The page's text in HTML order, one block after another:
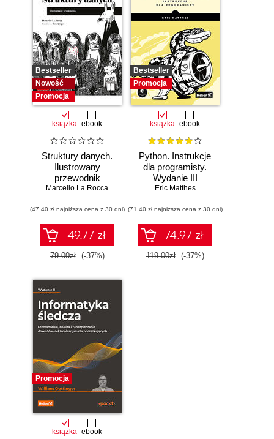
Bestseller
Nowość
Promocja
książka ebook
Struktury danych.
Ilustrowany
przewodnik
Marcello La Rocca
(47,40 zł najniższa cena z 30 dni)
49.77 zł
79.00zł (-37%)
Bestseller
Promocja
książka ebook
Python. Instrukcje
dla programisty.
Wydanie III
Eric Matthes
(71,40 zł najniższa cena z 30 dni)
74.97 zł
119.00zł (-37%)
Promocja
książka ebook